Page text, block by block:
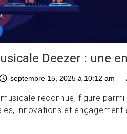
Deezer : une
septembre 15, 2025 à 10:12 am
reconnue, figure
innovations et engagement